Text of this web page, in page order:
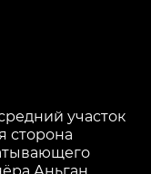
участок
сторона